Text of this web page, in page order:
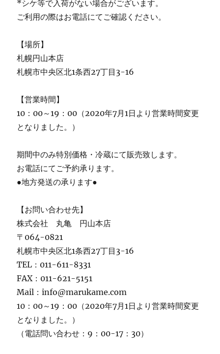
*シケ等で入荷がない場合がございます。
ご利用の際はお電話にてご確認ください。
【場所】
札幌円山本店
札幌市中央区北1条西27丁目3-16
【営業時間】
10：00～19：00（2020年7月1日より営業時間変更
となりました。）
期間中のみ特別価格・冷蔵にて販売致します。
お電話にてご予約承ります。
●地方発送の承ります●
【お問い合わせ先】
株式会社 丸亀 円山本店
〒064-0821
札幌市中央区北1条西27丁目3-16
TEL：011-611-8331
FAX：011-621-5151
Mail：info@marukame.com
10：00～19：00（2020年7月1日より営業時間変更
となりました。）
（電話問い合わせ：9：00-17：30）